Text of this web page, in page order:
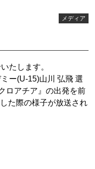
メディア
たします。
ー(U-15)山川 弘飛 選
ロアチア』の出発を前
た際の様子が放送され